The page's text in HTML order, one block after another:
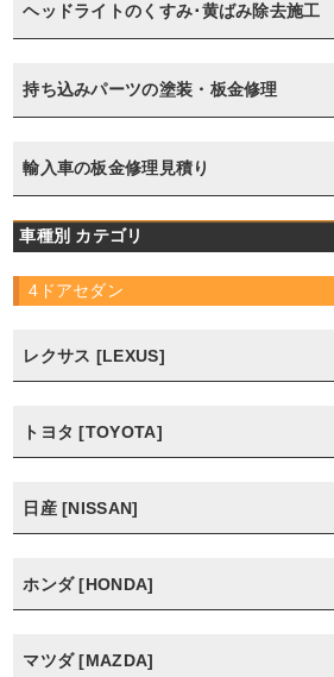
ヘッドライトのくすみ･黄ばみ除去施工
持ち込みパーツの塗装・板金修理
輸入車の板金修理見積り
車種別 カテゴリ
4ドアセダン
レクサス [LEXUS]
トヨタ [TOYOTA]
日産 [NISSAN]
ホンダ [HONDA]
マツダ [MAZDA]